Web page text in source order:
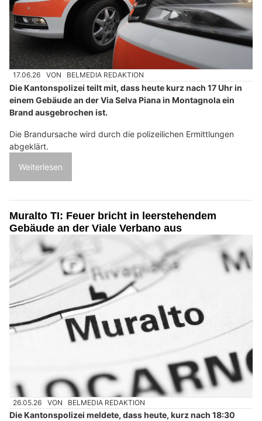
17.06.26 VON BELMEDIA REDAKTION
Die Kantonspolizei teilt mit, dass heute kurz nach 17 Uhr in
einem Gebäude an der Via Selva Piana in Montagnola ein
Brand ausgebrochen ist.
Die Brandursache wird durch die polizeilichen Ermittlungen
abgeklärt.
Weiterlesen
Muralto TI: Feuer bricht in leerstehendem
Gebäude an der Viale Verbano aus
26.05.26 VON BELMEDIA REDAKTION
Die Kantonspolizei meldete, dass heute, kurz nach 18:30